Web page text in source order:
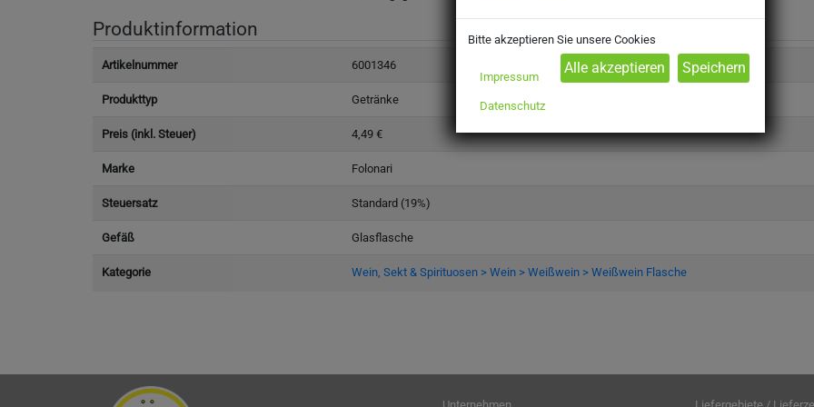
Produktinformation
Artikelnummer 6001346
Produkttyp Getränke
Preis (inkl. Steuer) 4,49 €
Marke Folonari
Steuersatz Standard (19%)
Gefäß Glasflasche
Kategorie Wein, Sekt & Spirituosen > Wein > Weißwein > Weißwein Flasche
Unternehmen Liefergebiete /
Bitte akzeptieren Sie unsere Cookies
Impressum
Datenschutz